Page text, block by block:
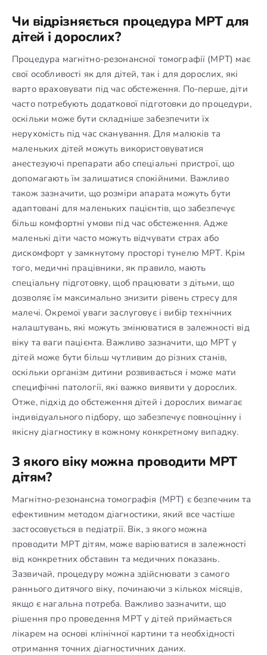
Чи відрізняється процедура МРТ для
дітей і дорослих?
Процедура магнітно-резонансної томографії (МРТ) має
свої особливості як для дітей, так і для дорослих, які
варто враховувати під час обстеження. По-перше, діти
часто потребують додаткової підготовки до процедури,
оскільки може бути складніше забезпечити їх
нерухомість під час сканування. Для малюків та
маленьких дітей можуть використовуватися
анестезуючі препарати або спеціальні пристрої, що
допомагають їм залишатися спокійними. Важливо
також зазначити, що розміри апарата можуть бути
адаптовані для маленьких пацієнтів, що забезпечує
більш комфортні умови під час обстеження. Адже
маленькі діти часто можуть відчувати страх або
дискомфорт у замкнутому просторі тунелю МРТ. Крім
того, медичні працівники, як правило, мають
спеціальну підготовку, щоб працювати з дітьми, що
дозволяє їм максимально знизити рівень стресу для
малечі. Окремої уваги заслуговує і вибір технічних
налаштувань, які можуть змінюватися в залежності від
віку та ваги пацієнта. Важливо зазначити, що МРТ у
дітей може бути більш чутливим до різних станів,
оскільки організм дитини розвивається і може мати
специфічні патології, які важко виявити у дорослих.
Отже, підхід до обстеження дітей і дорослих вимагає
індивідуального підбору, що забезпечує повноцінну і
якісну діагностику в кожному конкретному випадку.
З якого віку можна проводити МРТ
дітям?
Магнітно-резонансна томографія (МРТ) є безпечним та
ефективним методом діагностики, який все частіше
застосовується в педіатрії. Вік, з якого можна
проводити МРТ дітям, може варіюватися в залежності
від конкретних обставин та медичних показань.
Зазвичай, процедуру можна здійснювати з самого
раннього дитячого віку, починаючи з кількох місяців,
якщо є нагальна потреба. Важливо зазначити, що
рішення про проведення МРТ у дітей приймається
лікарем на основі клінічної картини та необхідності
отримання точних діагностичних даних.